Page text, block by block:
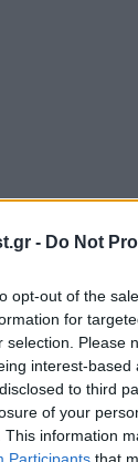
- Do Not
opt-out of the
for
selection. Please
interest-
to third
of your
This information
Participants that